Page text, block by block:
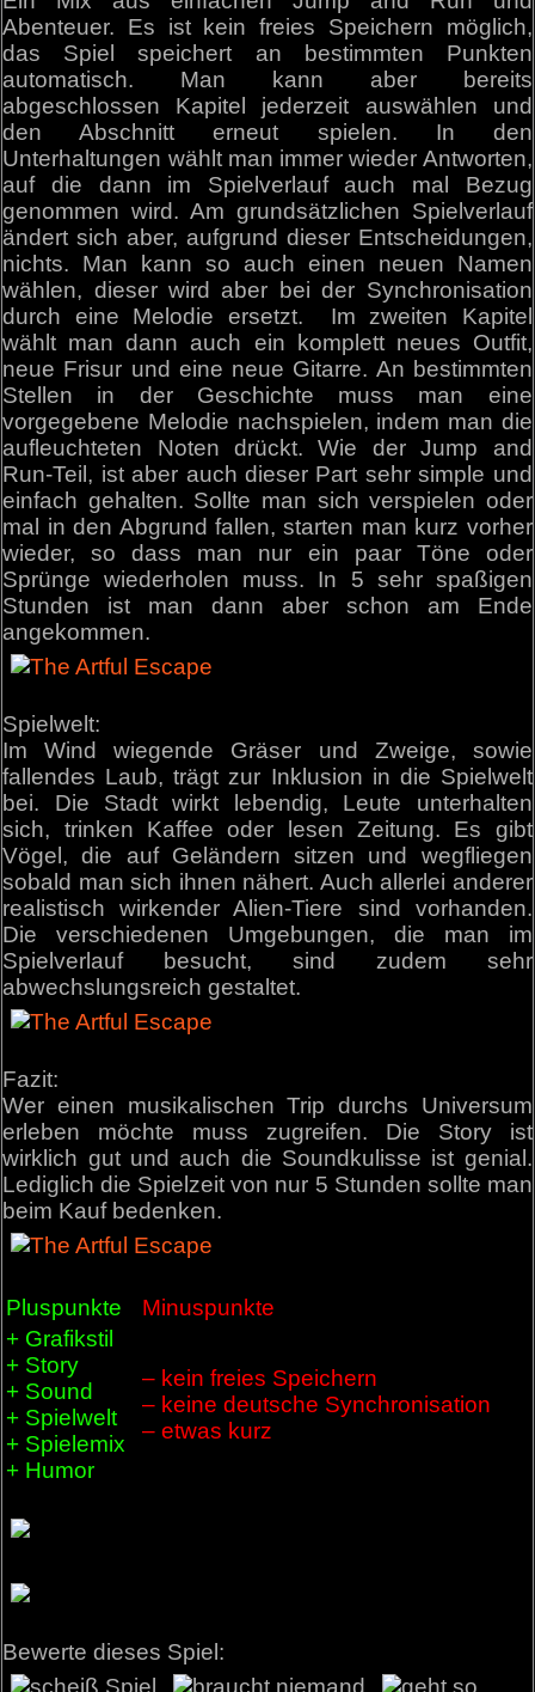
Abenteuer. Es ist kein freies Speichern möglich,
das Spiel speichert an bestimmten Punkten
automatisch. Man kann aber bereits
abgeschlossen Kapitel jederzeit auswählen und
den Abschnitt erneut spielen. In den
Unterhaltungen wählt man immer wieder Antworten,
auf die dann im Spielverlauf auch mal Bezug
genommen wird. Am grundsätzlichen Spielverlauf
ändert sich aber, aufgrund dieser Entscheidungen,
nichts. Man kann so auch einen neuen Namen
wählen, dieser wird aber bei der Synchronisation
durch eine Melodie ersetzt. Im zweiten Kapitel
wählt man dann auch ein komplett neues Outfit,
neue Frisur und eine neue Gitarre. An bestimmten
Stellen in der Geschichte muss man eine
vorgegebene Melodie nachspielen, indem man die
aufleuchteten Noten drückt. Wie der Jump and
Run-Teil, ist aber auch dieser Part sehr simple und
einfach gehalten. Sollte man sich verspielen oder
mal in den Abgrund fallen, starten man kurz vorher
wieder, so dass man nur ein paar Töne oder
Sprünge wiederholen muss. In 5 sehr spaßigen
Stunden ist man dann aber schon am Ende
angekommen.
Spielwelt:
Im Wind wiegende Gräser und Zweige, sowie
fallendes Laub, trägt zur Inklusion in die Spielwelt
bei. Die Stadt wirkt lebendig, Leute unterhalten
sich, trinken Kaffee oder lesen Zeitung. Es gibt
Vögel, die auf Geländern sitzen und wegfliegen
sobald man sich ihnen nähert. Auch allerlei anderer
realistisch wirkender Alien-Tiere sind vorhanden.
Die verschiedenen Umgebungen, die man im
Spielverlauf besucht, sind zudem sehr
abwechslungsreich gestaltet.
Fazit:
Wer einen musikalischen Trip durchs Universum
erleben möchte muss zugreifen. Die Story ist
wirklich gut und auch die Soundkulisse ist genial.
Lediglich die Spielzeit von nur 5 Stunden sollte man
beim Kauf bedenken.
Pluspunkte
Minuspunkte
+ Grafikstil
+ Story
+ Sound
+ Spielwelt
+ Spielemix
+ Humor
– kein freies Speichern
– keine deutsche Synchronisation
– etwas kurz
Bewerte dieses Spiel: